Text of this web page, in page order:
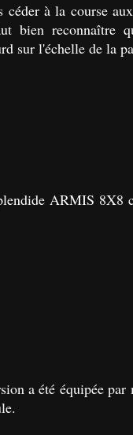
à la course
bien reconnaître
sur l'échelle de la
ARMIS 8X8
a été équipée par